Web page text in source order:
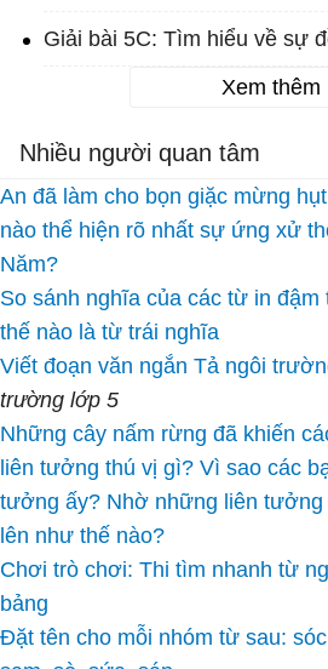
Giải bài 5C: Tìm hiểu về sự
Xem thêm
Nhiều người quan tâm
An đã làm cho bọn giặc mừng
nào thể hiện rõ nhất sự ứng xử
Năm?
So sánh nghĩa của các từ in đậm
thế nào là từ trái nghĩa
Viết đoạn văn ngắn Tả ngôi
trường lớp 5
Những cây nấm rừng đã khiến
liên tưởng thú vị gì? Vì sao các
tưởng ấy? Nhờ những liên tưởng
lên như thế nào?
Chơi trò chơi: Thi tìm nhanh từ
bảng
Đặt tên cho mỗi nhóm từ sau: